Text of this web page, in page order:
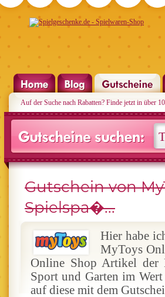
Auf der Suche nach Rabatten? Finde jetzt in über
Gutschein von
Spielspa�...
Hier habe
MyToys
Online Shop Artikel der
Sport und Garten im
auf diese mit dem